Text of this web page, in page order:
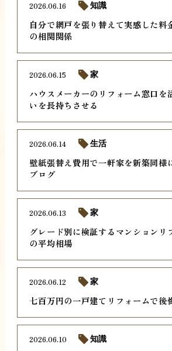
自分で網戸を張り替えて実感した料
の相関関係
2026.06.16 知識
ハウスメーカーのリフォーム窓口を
いを長持ちさせる
2026.06.15 家
壁紙張替え費用で一軒家を新築同様
ブログ
2026.06.14 生活
グレード別に検証するマンションリ
の平均相場
2026.06.13 家
七百万円の一戸建てリフォームで後
2026.06.12 家
2026.06.10 知識